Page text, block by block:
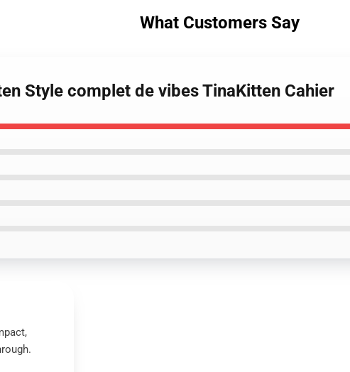
What Customers Say
Style complet de vibes TinaKitten Cahier